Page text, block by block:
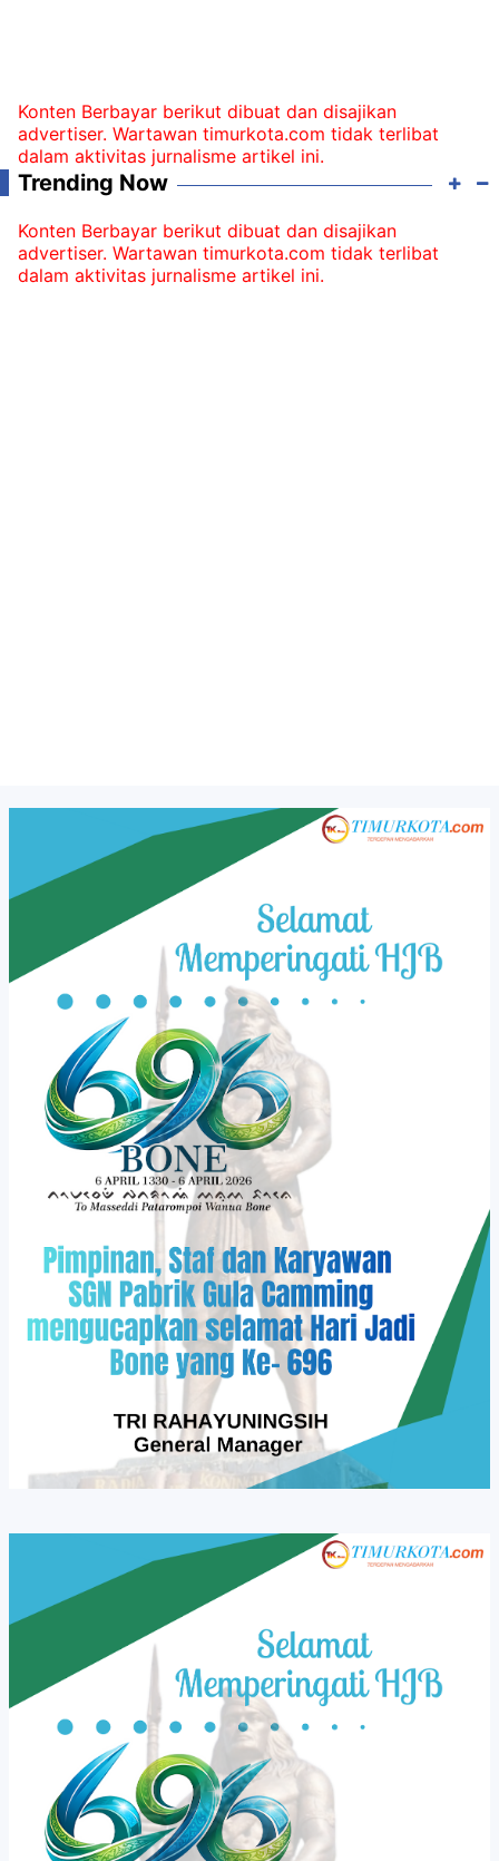
Konten Berbayar berikut dibuat dan disajikan
advertiser. Wartawan timurkota.com tidak terlibat
dalam aktivitas jurnalisme artikel ini.
Trending Now
Konten Berbayar berikut dibuat dan disajikan
advertiser. Wartawan timurkota.com tidak terlibat
dalam aktivitas jurnalisme artikel ini.